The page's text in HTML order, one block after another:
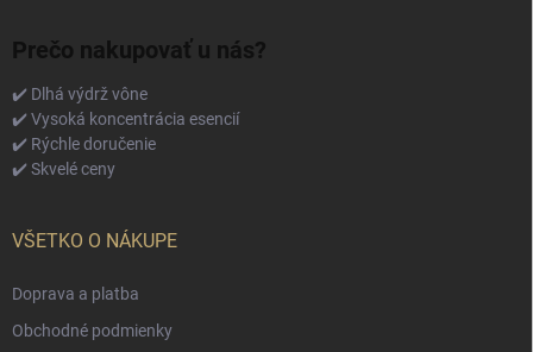
Prečo nakupovať u nás?
✔️ Dlhá výdrž vône
✔️ Vysoká koncentrácia esencií
✔️ Rýchle doručenie
✔️ Skvelé ceny
VŠETKO O NÁKUPE
Doprava a platba
Obchodné podmienky